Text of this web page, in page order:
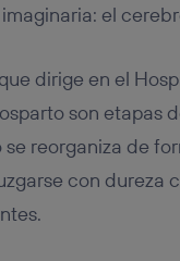
el
dirige en el
son etapas
reorganiza de
con dureza